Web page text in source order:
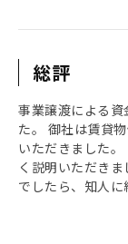
総評
事業譲渡による
た。 御社は賃貸
いただきました
く説明いただき
でしたら、知人に